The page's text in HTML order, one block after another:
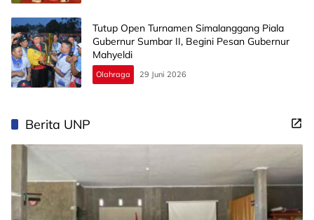
Tutup Open Turnamen Simalanggang Piala
Gubernur Sumbar II, Begini Pesan Gubernur
Mahyeldi
Olahraga 29 Juni 2026
Berita UNP